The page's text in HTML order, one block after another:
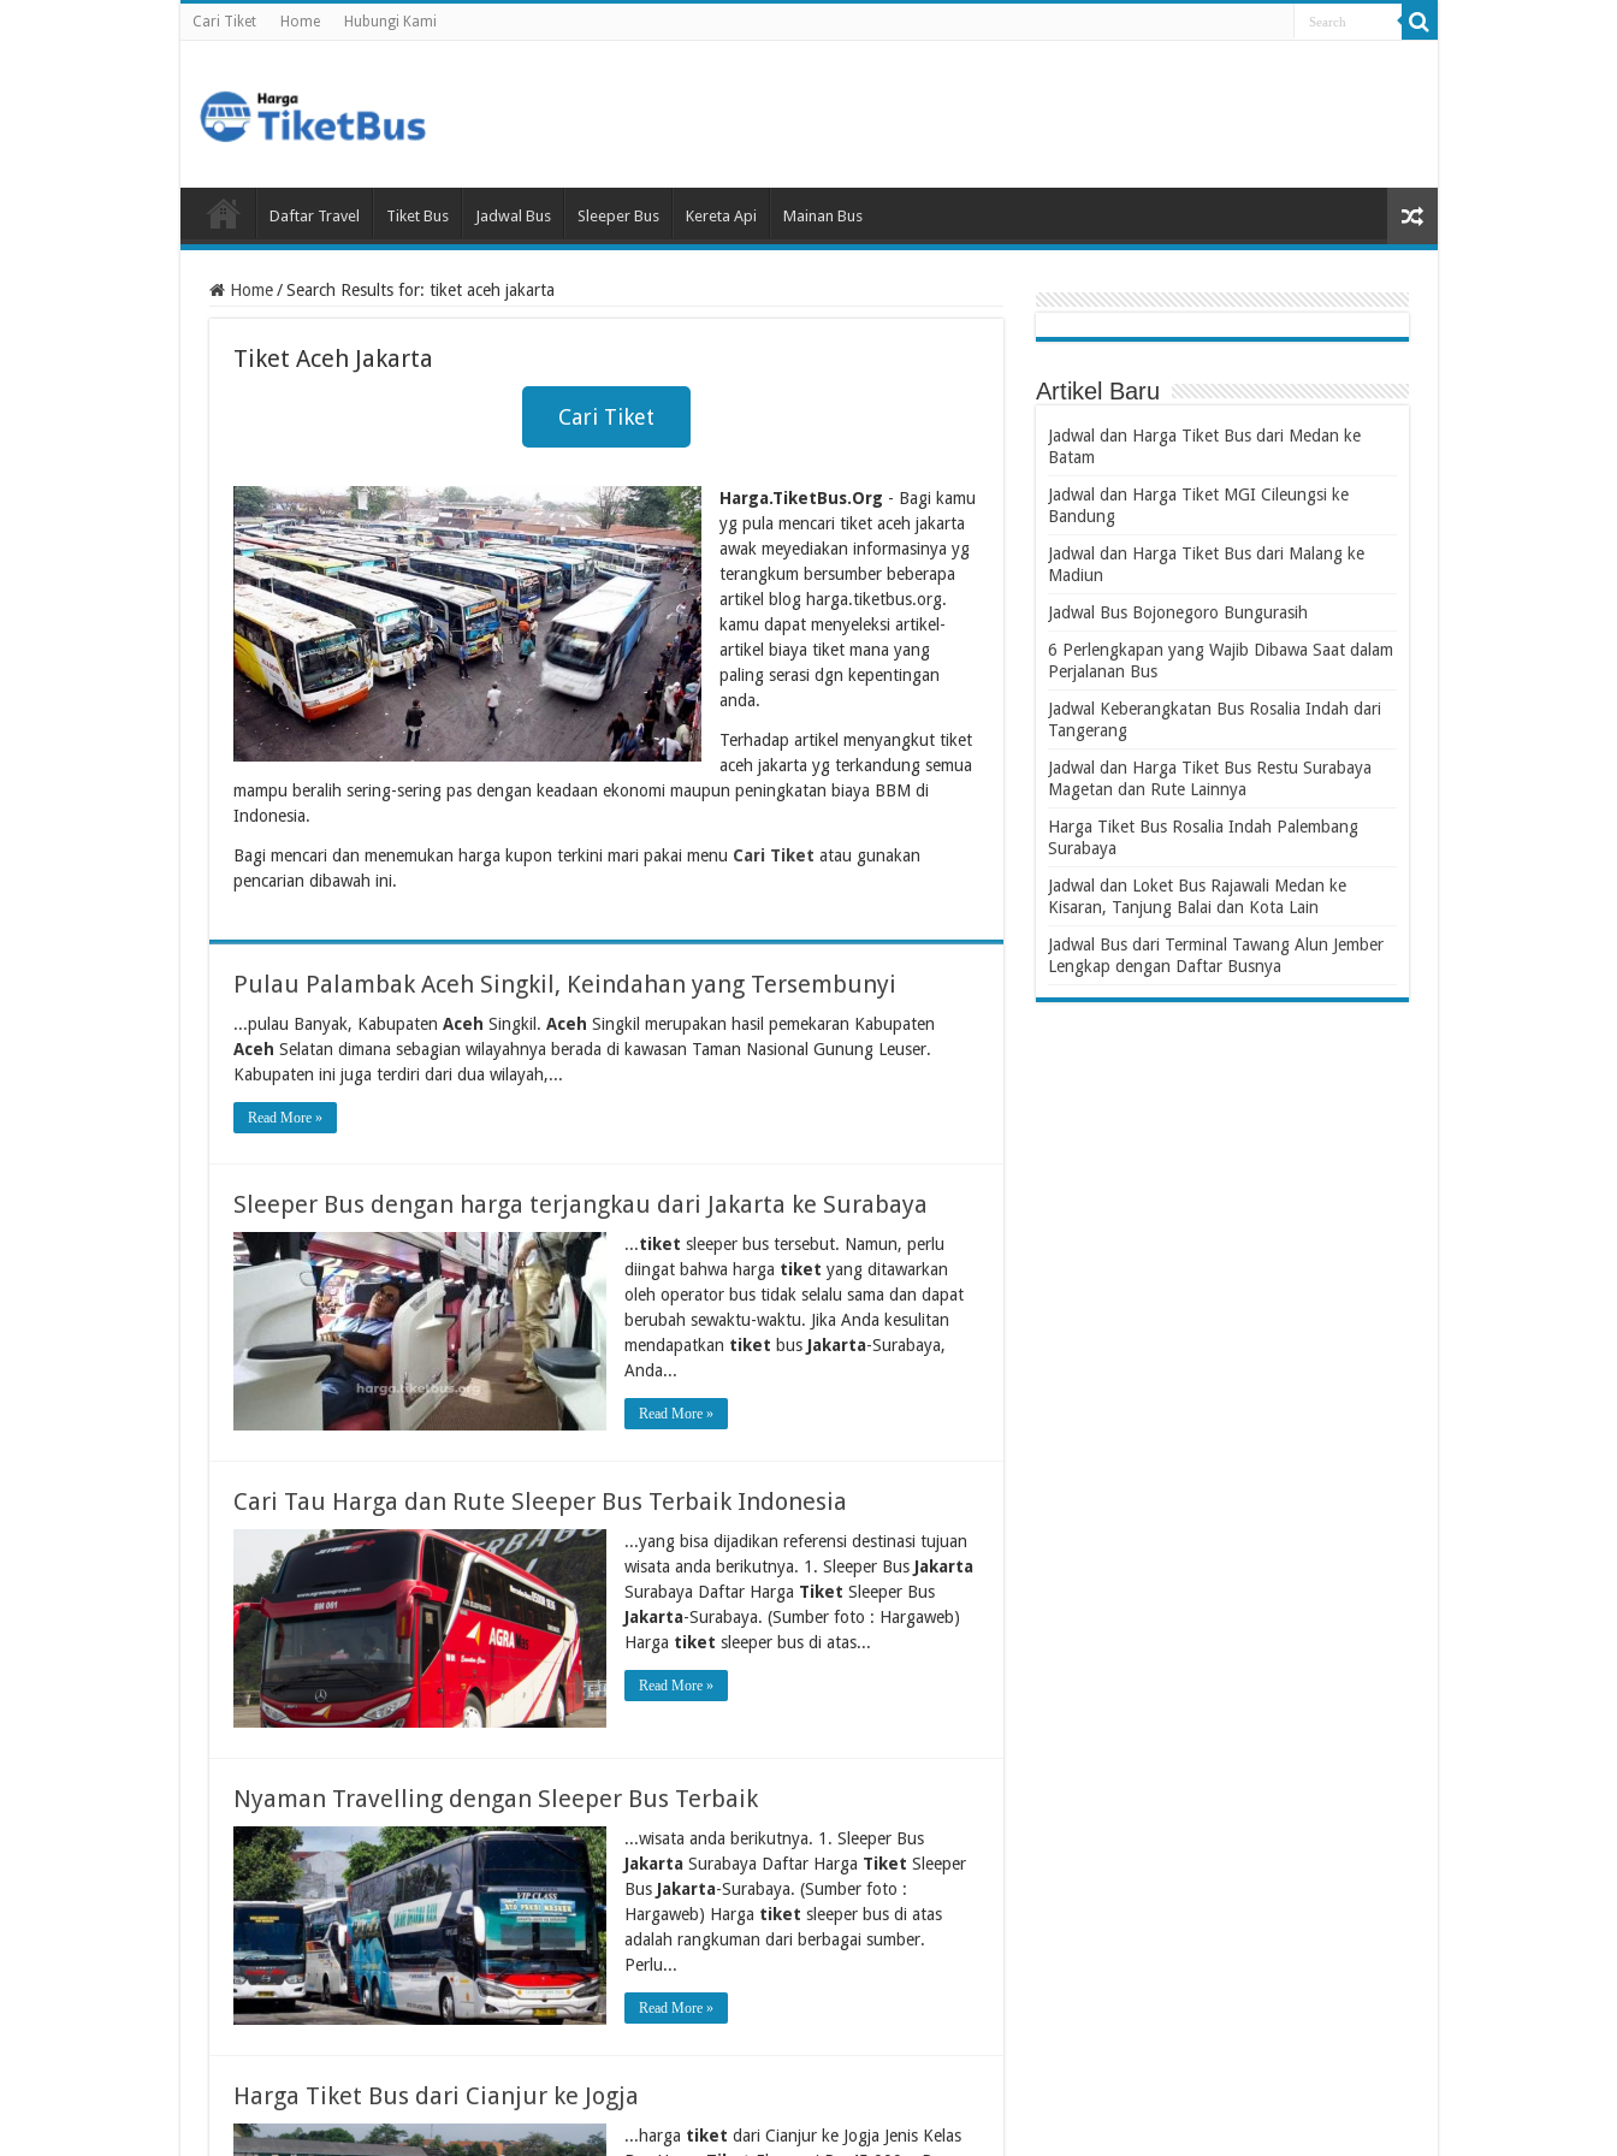
Cari Tiket Home Hubungi Kami
Daftar Travel Tiket Bus Jadwal Bus Sleeper Bus Kereta Api Mainan Bus
Home / Search Results for: tiket aceh jakarta
Tiket Aceh Jakarta
Cari Tiket
Harga.TiketBus.Org - Bagi kamu
yg pula mencari tiket aceh jakarta
awak meyediakan informasinya yg
terangkum bersumber beberapa
artikel blog harga.tiketbus.org.
kamu dapat menyeleksi artikel-
artikel biaya tiket mana yang
paling serasi dgn kepentingan
anda.
Terhadap artikel menyangkut tiket
aceh jakarta yg terkandung semua
mampu beralih sering-sering pas dengan keadaan ekonomi maupun peningkatan biaya BBM di
Indonesia.
Bagi mencari dan menemukan harga kupon terkini mari pakai menu Cari Tiket atau gunakan
pencarian dibawah ini.
Pulau Palambak Aceh Singkil, Keindahan yang Tersembunyi
...pulau Banyak, Kabupaten Aceh Singkil. Aceh Singkil merupakan hasil pemekaran Kabupaten
Aceh Selatan dimana sebagian wilayahnya berada di kawasan Taman Nasional Gunung Leuser.
Kabupaten ini juga terdiri dari dua wilayah,...
Read More »
Sleeper Bus dengan harga terjangkau dari Jakarta ke Surabaya
...tiket sleeper bus tersebut. Namun, perlu
diingat bahwa harga tiket yang ditawarkan
oleh operator bus tidak selalu sama dan dapat
berubah sewaktu-waktu. Jika Anda kesulitan
mendapatkan tiket bus Jakarta-Surabaya,
Anda...
Read More »
Cari Tau Harga dan Rute Sleeper Bus Terbaik Indonesia
...yang bisa dijadikan referensi destinasi tujuan
wisata anda berikutnya. 1. Sleeper Bus Jakarta
Surabaya Daftar Harga Tiket Sleeper Bus
Jakarta-Surabaya. (Sumber foto : Hargaweb)
Harga tiket sleeper bus di atas...
Read More »
Nyaman Travelling dengan Sleeper Bus Terbaik
...wisata anda berikutnya. 1. Sleeper Bus
JakartaSurabaya Daftar Harga Tiket Sleeper
Bus Jakarta-Surabaya. (Sumber foto :
Hargaweb) Harga tiket sleeper bus di atas
adalah rangkuman dari berbagai sumber.
Perlu...
Read More »
Harga Tiket Bus dari Cianjur ke Jogja
...harga tiket dari Cianjur ke Jogja Jenis Kelas
Artikel Baru
Jadwal dan Harga Tiket Bus dari Medan ke
Batam
Jadwal dan Harga Tiket MGI Cileungsi ke
Bandung
Jadwal dan Harga Tiket Bus dari Malang ke
Madiun
Jadwal Bus Bojonegoro Bungurasih
6 Perlengkapan yang Wajib Dibawa Saat dalam
Perjalanan Bus
Jadwal Keberangkatan Bus Rosalia Indah dari
Tangerang
Jadwal dan Harga Tiket Bus Restu Surabaya
Magetan dan Rute Lainnya
Harga Tiket Bus Rosalia Indah Palembang
Surabaya
Jadwal dan Loket Bus Rajawali Medan ke
Kisaran, Tanjung Balai dan Kota Lain
Jadwal Bus dari Terminal Tawang Alun Jember
Lengkap dengan Daftar Busnya